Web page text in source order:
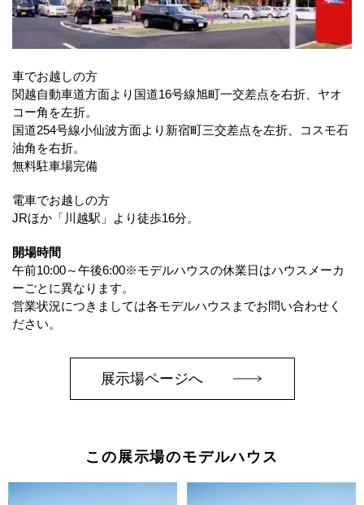
車でお越しの方
関越自動車道方面より国道16号線旭町一交差点を右折、ヤオ
コー角を左折。
国道254号線小仙波方面より新宿町三交差点を左折、コスモ石
油角を右折。
無料駐車場完備
電車でお越しの方
JRほか「川越駅」より徒歩16分。
開場時間
午前10:00～午後6:00※モデルハウスの休業日はハウスメーカ
ーごとに異なります。
営業状況につきましては各モデルハウスまでお問い合わせく
ださい。
展示場ページへ
この展示場のモデルハウス